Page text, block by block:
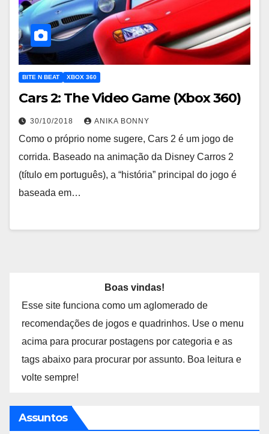
BITE N BEAT XBOX 360
Cars 2: The Video Game (Xbox 360)
30/10/2018 ANIKA BONNY
Como o próprio nome sugere, Cars 2 é um jogo de
corrida. Baseado na animação da Disney Carros 2
(título em português), a “história” principal do jogo é
baseada em…
Boas vindas!
Esse site funciona como um aglomerado de
recomendações de jogos e quadrinhos. Use o menu
acima para procurar postagens por categoria e as
tags abaixo para procurar por assunto. Boa leitura e
volte sempre!
Assuntos